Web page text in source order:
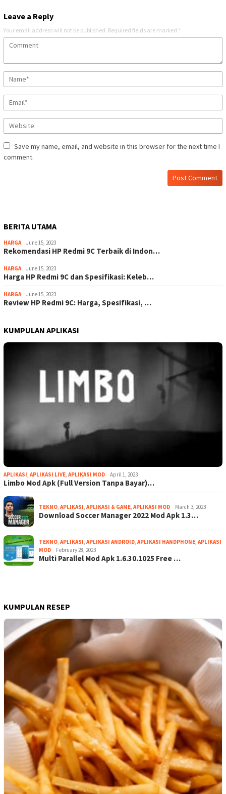
Leave a Reply
Your email address will not be published. Required fields are marked *
Save my name, email, and website in this browser for the next time I
comment.
BERITA UTAMA
HARGA June 15, 2023
Rekomendasi HP Redmi 9C Terbaik di Indon…
HARGA June 15, 2023
Harga HP Redmi 9C dan Spesifikasi: Keleb…
HARGA June 15, 2023
Review HP Redmi 9C: Harga, Spesifikasi, …
KUMPULAN APLIKASI
APLIKASI APLIKASI LIVE APLIKASI MOD April 1, 2023
Limbo Mod Apk (Full Version Tanpa Bayar)…
TEKNO APLIKASI APLIKASI & GAME APLIKASI MOD March 3, 2023
Download Soccer Manager 2022 Mod Apk 1.3…
TEKNO APLIKASI APLIKASI ANDROID APLIKASI HANDPHONE APLIKASI
MOD
February 28, 2023
Multi Parallel Mod Apk 1.6.30.1025 Free …
KUMPULAN RESEP